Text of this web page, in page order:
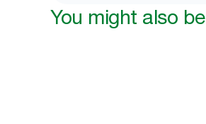
You might also